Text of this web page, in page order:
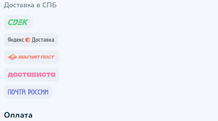
Доставка в СПБ
Оплата